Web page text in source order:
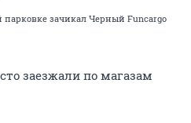
зачикал Черный Funcargo
заезжали по магазам